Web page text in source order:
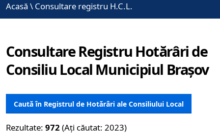
Acasă \ Consultare registru H.C.L.
Consultare Registru Hotărâri de
Consiliu Local Municipiul Brașov
Caută în Registrul de Hotărâri ale Consiliului Local
Rezultate: 972 (Ați căutat: 2023)